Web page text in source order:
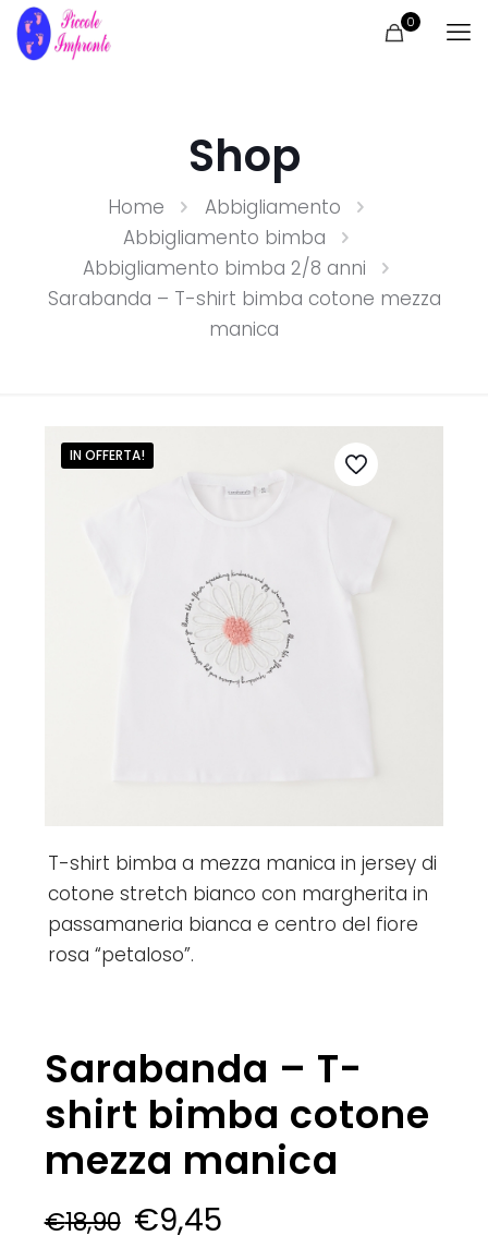
0
Shop
Home
Abbigliamento
Abbigliamento bimba
Abbigliamento bimba 2/8 anni
Sarabanda – T-shirt bimba cotone mezza
manica
IN OFFERTA!
T-shirt bimba a mezza manica in jersey di
cotone stretch bianco con margherita in
passamaneria bianca e centro del fiore
rosa “petaloso”.
Sarabanda – T-
shirt bimba cotone
mezza manica
€18,90 €9,45